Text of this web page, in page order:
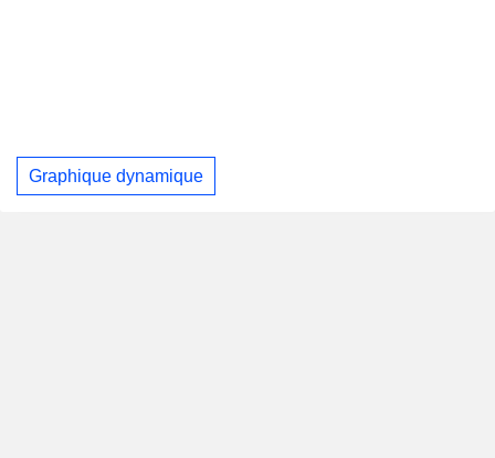
Graphique dynamique